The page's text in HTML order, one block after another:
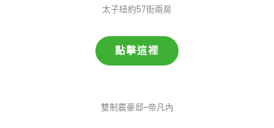
太子紐約57街兩房
點擊這裡
雙制震豪邸~帝凡內